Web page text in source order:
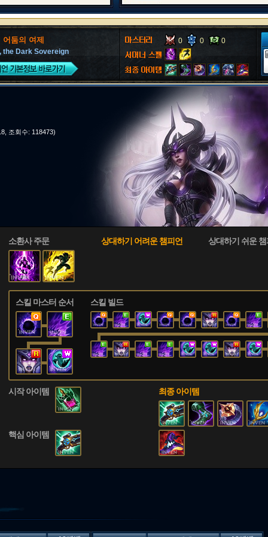
둠의 여제
the Dark Sovereign
0 0 0
조회수: 118473)
소환사 주문 상대하기 어려운 챔피언 상대하기 쉬운
스킬 마스터 순서 스킬 빌드
시작 아이템
핵심 아이템
최종 아이템